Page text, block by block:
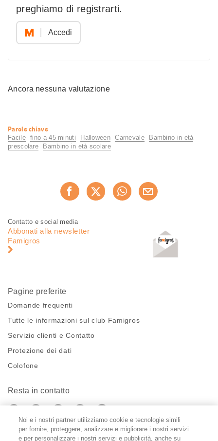
preghiamo di registrarti.
Accedi
Ancora nessuna valutazione
Informazioni
utili
Parole chiave
Facile fino a 45 minuti Halloween Carnevale
Bambino in età
prescolare
Bambino in età scolare
Consiglia ora
Piè
pagina
Navigazione
pagina
Contatto e social media
Abbonati alla newsletter
Famigros
Pagine preferite
Domande frequenti
Tutte le informazioni sul club Famigros
Servizio clienti e Contatto
Protezione dei dati
Colofone
Resta in contatto
https://twitter.com/migros?
https://www.youtube.com/user/
PinterestInstagram
Impostazioni cookie
Noi e i nostri partner utilizziamo cookie e tecnologie simili
per fornire, proteggere, analizzare e migliorare i nostri servizi
e per personalizzare i nostri servizi e pubblicità, anche su